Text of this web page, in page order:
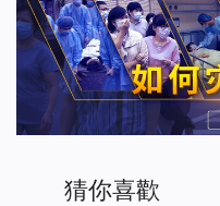
猜你喜歡